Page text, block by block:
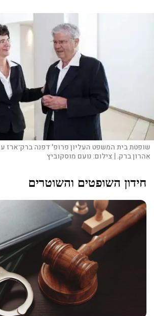
שופטת בית המשפט העליון פרופ' דפנה ברק־ארז
אהרון ברק. | צילום:נועם מוסקוביץ